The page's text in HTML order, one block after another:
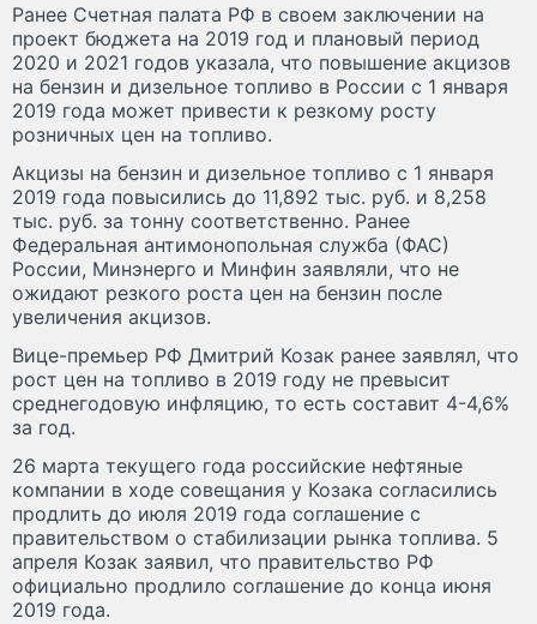
Ранее Счетная палата РФ в своем заключении на
проект бюджета на 2019 год и плановый период
2020 и 2021 годов указала, что повышение акцизов
на бензин и дизельное топливо в России с 1 января
2019 года может привести к резкому росту
розничных цен на топливо.
Акцизы на бензин и дизельное топливо с 1 января
2019 года повысились до 11,892 тыс. руб. и 8,258
тыс. руб. за тонну соответственно. Ранее
Федеральная антимонопольная служба (ФАС)
России, Минэнерго и Минфин заявляли, что не
ожидают резкого роста цен на бензин после
увеличения акцизов.
Вице-премьер РФ Дмитрий Козак ранее заявлял, что
рост цен на топливо в 2019 году не превысит
среднегодовую инфляцию, то есть составит 4-4,6%
за год.
26 марта текущего года российские нефтяные
компании в ходе совещания у Козака согласились
продлить до июля 2019 года соглашение с
правительством о стабилизации рынка топлива. 5
апреля Козак заявил, что правительство РФ
официально продлило соглашение до конца июня
2019 года.